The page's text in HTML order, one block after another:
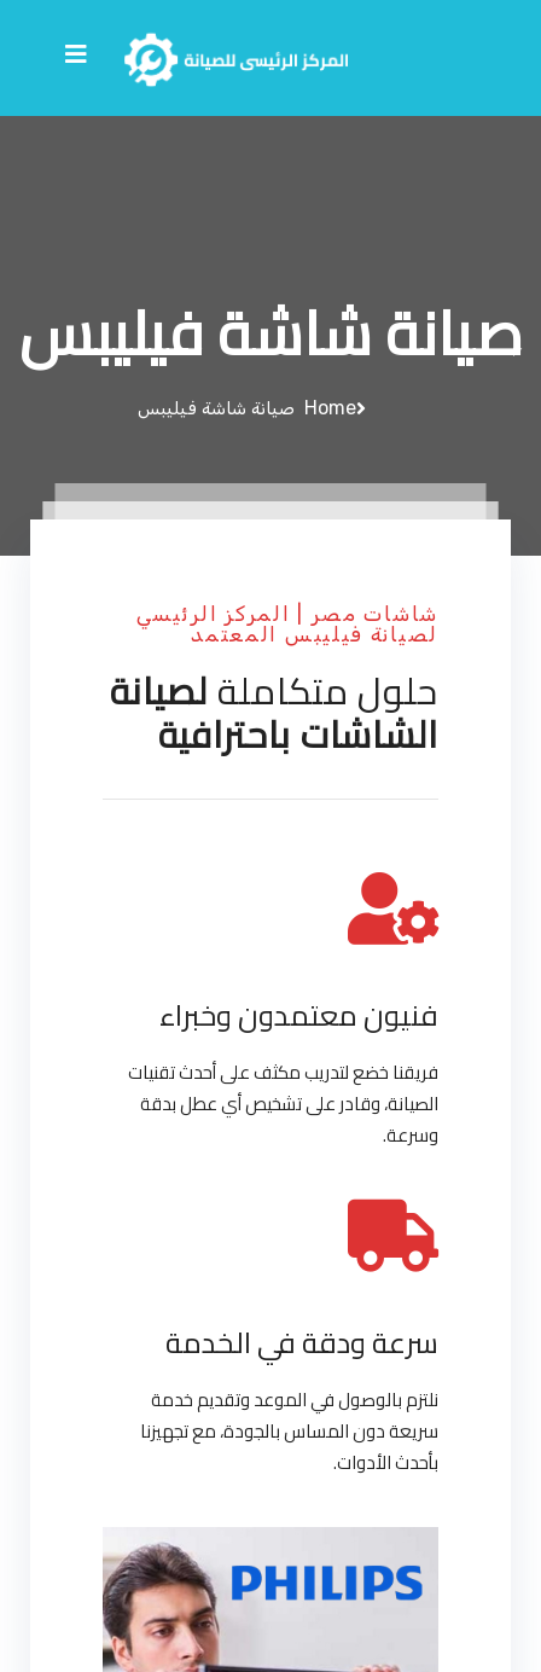
صيانة شاشة فيليبس
Home صيانة شاشة فيليبس
شاشات مصر | المركز الرئيسي
لصيانة فيليبس المعتمد
حلول متكاملةلصيانة
الشاشات باحترافية
فنيون معتمدون وخبراء
فريقنا خضع لتدريب مكثف على أحدث تقنيات
الصيانة، وقادر على تشخيص أي عطل بدقة
وسرعة.
سرعة ودقة في الخدمة
نلتزم بالوصول في الموعد وتقديم خدمة
سريعة دون المساس بالجودة، مع تجهيزنا
بأحدث الأدوات.